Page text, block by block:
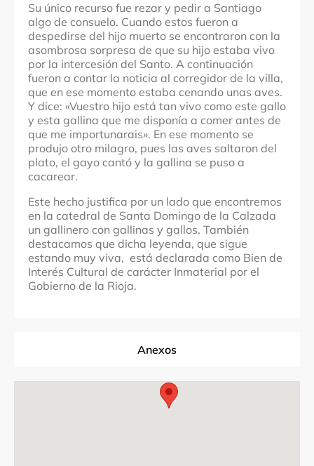
Su único recurso fue rezar y pedir a Santiago
algo de consuelo. Cuando estos fueron a
despedirse del hijo muerto se encontraron con la
asombrosa sorpresa de que su hijo estaba vivo
por la intercesión del Santo. A continuación
fueron a contar la noticia al corregidor de la villa,
que en ese momento estaba cenando unas aves.
Y dice: «Vuestro hijo está tan vivo como este gallo
y esta gallina que me disponía a comer antes de
que me importunarais». En ese momento se
produjo otro milagro, pues las aves saltaron del
plato, el gayo cantó y la gallina se puso a
cacarear.​
Este hecho justifica por un lado que encontremos
en la catedral de Santa Domingo de la Calzada
un gallinero con gallinas y gallos. También
destacamos que dicha leyenda, que sigue
estando muy viva, está declarada como Bien de
Interés Cultural de carácter Inmaterial por el
Gobierno de la Rioja.
Anexos